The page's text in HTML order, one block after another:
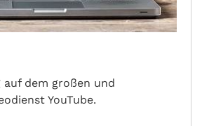
auf dem großen und
YouTube.